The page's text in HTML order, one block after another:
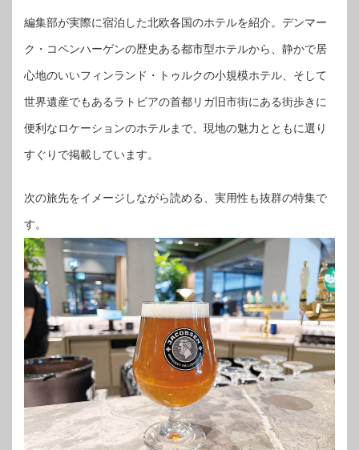
編集部が実際に宿泊した北欧各国のホテルを紹介。デンマー
ク・コペンハーゲンの歴史ある都市型ホテルから、静かで居
心地のいいフィンランド・トゥルクの小規模ホテル、そして
世界遺産でもあるラトビアの首都リガ旧市街にある街歩きに
便利なロケーションのホテルまで、現地の魅力とともに選り
すぐりで掲載しています。
次の旅先をイメージしながら読める、実用性も抜群の特集で
す。